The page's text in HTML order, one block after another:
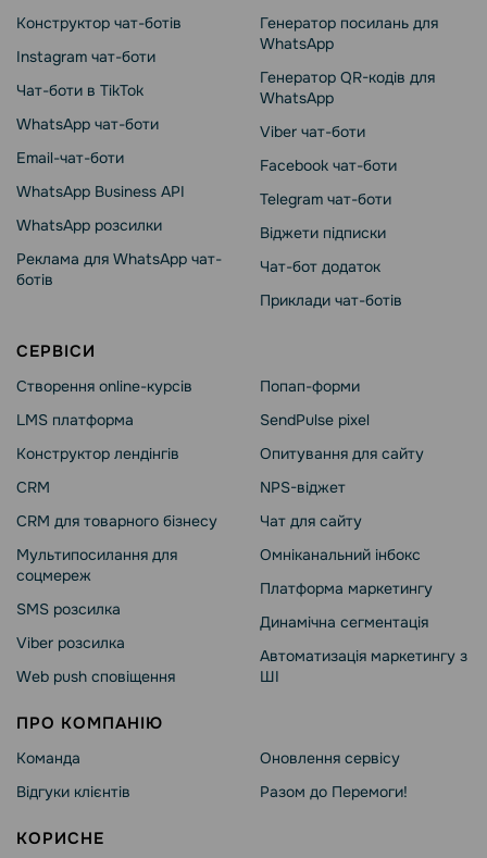
Конструктор чат-ботів
Instagram чат-боти
Чат-боти в TikTok
WhatsApp чат-боти
Email-чат-боти
WhatsApp Business API
WhatsApp розсилки
Реклама для WhatsApp чат-
ботів
Генератор посилань для
WhatsApp
Генератор QR-кодів для
WhatsApp
Viber чат-боти
Facebook чат-боти
Telegram чат-боти
Віджети підписки
Чат-бот додаток
Приклади чат-ботів
СЕРВІСИ
Створення online-курсів
LMS платформа
Конструктор лендінгів
CRM
CRM для товарного бізнесу
Мультипосилання для
соцмереж
SMS розсилка
Viber розсилка
Web push сповіщення
Попап-форми
SendPulse pixel
Опитування для сайту
NPS-віджет
Чат для сайту
Омніканальний інбокс
Платформа маркетингу
Динамічна сегментація
Автоматизація маркетингу з
ШІ
ПРО КОМПАНІЮ
Команда
Відгуки клієнтів
Оновлення сервісу
Разом до Перемоги!
КОРИСНЕ